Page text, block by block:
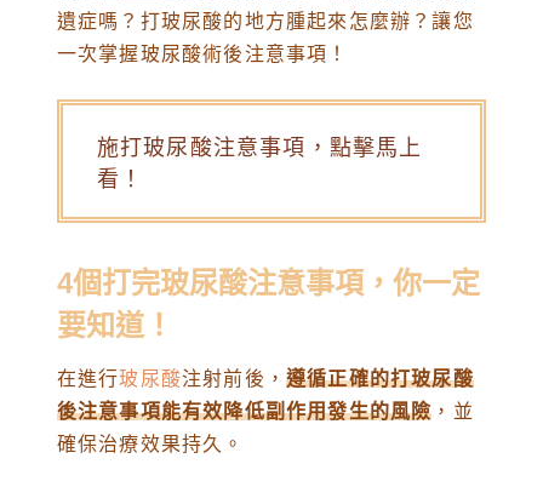
遺症嗎？打玻尿酸的地方腫起來怎麼辦？讓您
一次掌握玻尿酸術後注意事項！
施打玻尿酸注意事項，點擊馬上
看！
4個打完玻尿酸注意事項，你一定
要知道！
在進行玻尿酸注射前後，遵循正確的打玻尿酸
後注意事項能有效降低副作用發生的風險 ，並
確保治療效果持久。